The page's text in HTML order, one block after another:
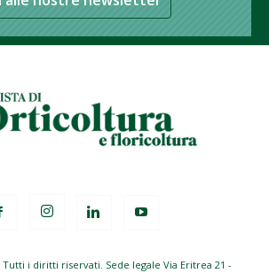
i diritti riservati. Sede legale Via Eritrea 21 -